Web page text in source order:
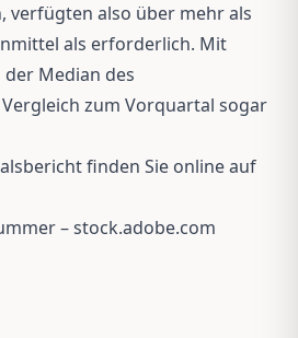
verfügten also über mehr als
als erforderlich. Mit
der Median des
zum Vorquartal sogar
finden Sie online auf
– stock.adobe.com